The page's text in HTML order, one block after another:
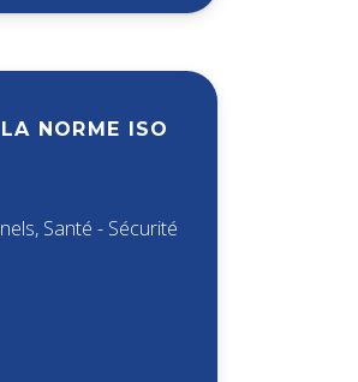
NORME ISO
, Santé - Sécurité